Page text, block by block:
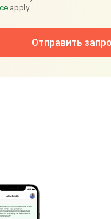
apply.
Отправить